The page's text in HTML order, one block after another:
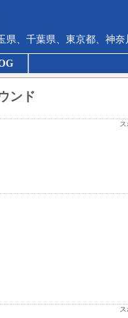
、千葉県、東京都、神
ンド